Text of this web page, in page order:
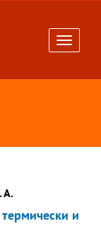
Toggle
А.
и